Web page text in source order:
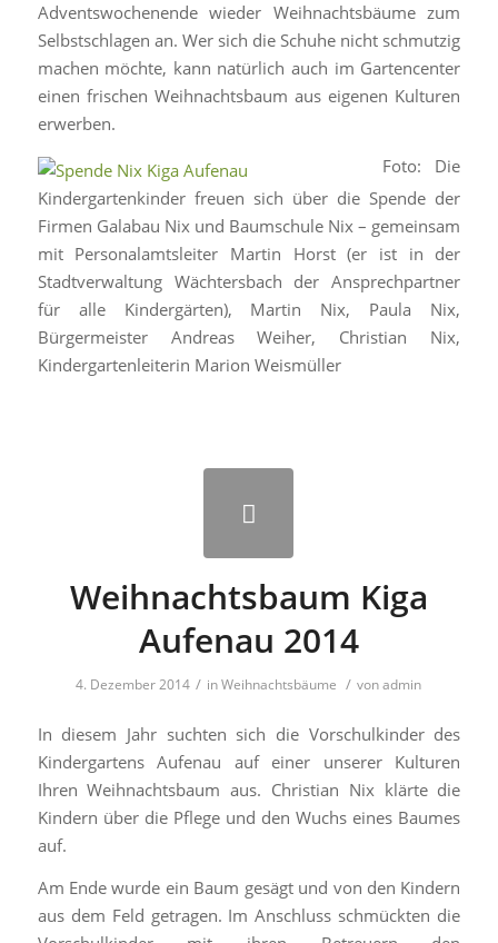
Adventswochenende wieder Weihnachtsbäume zum
Selbstschlagen an. Wer sich die Schuhe nicht schmutzig
machen möchte, kann natürlich auch im Gartencenter
einen frischen Weihnachtsbaum aus eigenen Kulturen
erwerben.
Foto: Die
Kindergartenkinder freuen sich über die Spende der
Firmen Galabau Nix und Baumschule Nix – gemeinsam
mit Personalamtsleiter Martin Horst (er ist in der
Stadtverwaltung Wächtersbach der Ansprechpartner
für alle Kindergärten), Martin Nix, Paula Nix,
Bürgermeister Andreas Weiher, Christian Nix,
Kindergartenleiterin Marion Weismüller
Weihnachtsbaum Kiga
Aufenau 2014
4. Dezember 2014 / inWeihnachtsbäume / vonadmin
In diesem Jahr suchten sich die Vorschulkinder des
Kindergartens Aufenau auf einer unserer Kulturen
Ihren Weihnachtsbaum aus. Christian Nix klärte die
Kindern über die Pflege und den Wuchs eines Baumes
auf.
Am Ende wurde ein Baum gesägt und von den Kindern
aus dem Feld getragen. Im Anschluss schmückten die